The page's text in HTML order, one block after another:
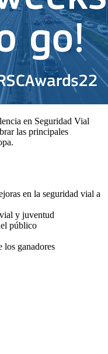
en Seguridad Vial
las principales
en la seguridad vial a
y juventud​
público​
ganadores